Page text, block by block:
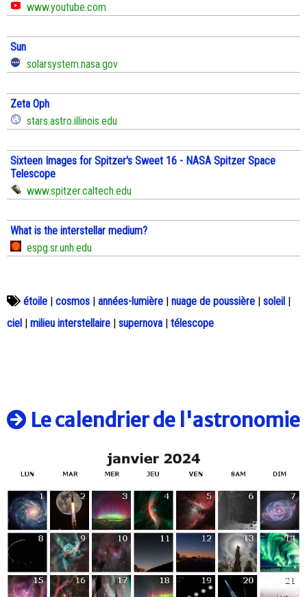
www.youtube.com
Sun
solarsystem.nasa.gov
Zeta Oph
stars.astro.illinois.edu
Sixteen Images for Spitzer's Sweet 16 - NASA Spitzer Space
Telescope
www.spitzer.caltech.edu
What is the interstellar medium?
espg.sr.unh.edu
étoile | cosmos | années-lumière | nuage de poussière | soleil |
ciel | milieu interstellaire | supernova | télescope
Le calendrier de l'astronomie